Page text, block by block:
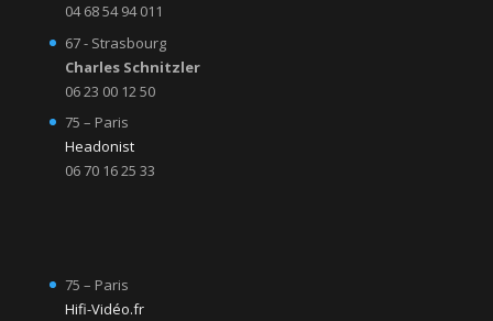
04 68 54 94 011
67 - Strasbourg
Charles Schnitzler
06 23 00 12 50
75 – Paris
Headonist
06 70 16 25 33
75 – Paris
Hifi-Vidéo.fr